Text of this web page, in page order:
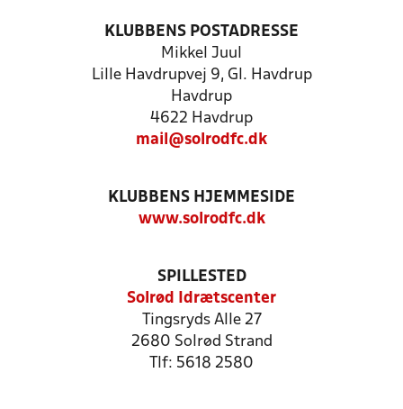
KLUBBENS POSTADRESSE
Mikkel Juul
Lille Havdrupvej 9, Gl. Havdrup
Havdrup
4622 Havdrup
mail@solrodfc.dk
KLUBBENS HJEMMESIDE
www.solrodfc.dk
SPILLESTED
Solrød Idrætscenter
Tingsryds Alle 27
2680 Solrød Strand
Tlf: 5618 2580